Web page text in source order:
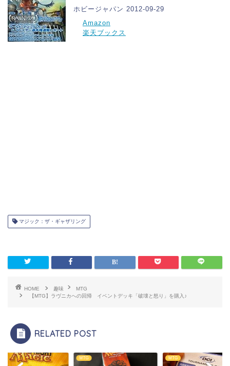
ホビージャパン 2012-09-29
Amazon
楽天ブックス
マジック：ザ・ギャザリング
HOME 趣味
MTG
【MTG】ラヴニカへの回帰 イベントデッキ「破壊と怒り」を購入♪
RELATED POST
MTG MTG